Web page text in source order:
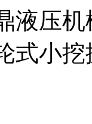
液压
式小